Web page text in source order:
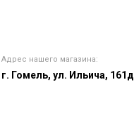
Адрес нашего магазина:
г. Гомель, ул. Ильича, 161д